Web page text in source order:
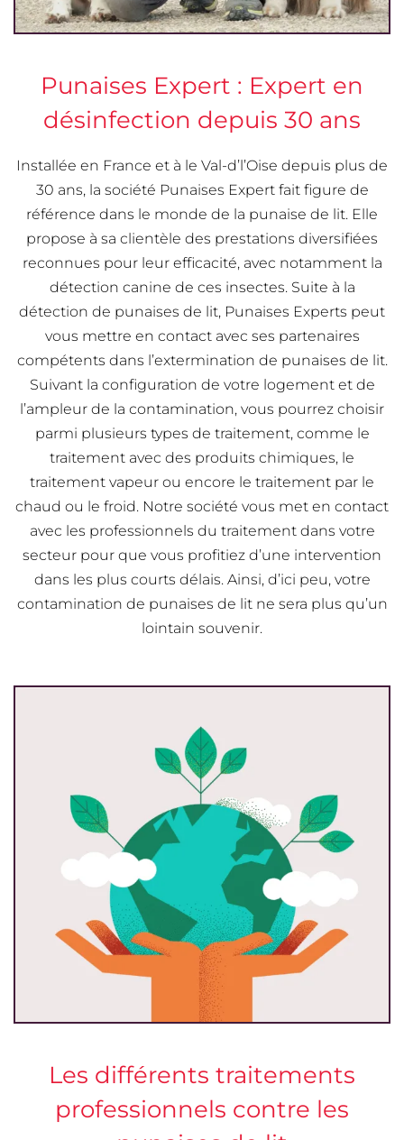
Punaises Expert : Expert en
désinfection depuis 30 ans
Installée en France et à le Val-d’l’Oise depuis plus de
30 ans, la société Punaises Expert fait figure de
référence dans le monde de la punaise de lit. Elle
propose à sa clientèle des prestations diversifiées
reconnues pour leur efficacité, avec notamment la
détection canine de ces insectes. Suite à la
détection de punaises de lit, Punaises Experts peut
vous mettre en contact avec ses partenaires
compétents dans l’extermination de punaises de lit.
Suivant la configuration de votre logement et de
l’ampleur de la contamination, vous pourrez choisir
parmi plusieurs types de traitement, comme le
traitement avec des produits chimiques, le
traitement vapeur ou encore le traitement par le
chaud ou le froid. Notre société vous met en contact
avec les professionnels du traitement dans votre
secteur pour que vous profitiez d’une intervention
dans les plus courts délais. Ainsi, d’ici peu, votre
contamination de punaises de lit ne sera plus qu’un
lointain souvenir.
Les différents traitements
professionnels contre les